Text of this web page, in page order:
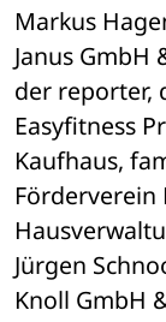
Markus
Janus GmbH
der reporter,
Easyfitness
Kaufhaus,
Förderverein
Jürgen
Knoll GmbH